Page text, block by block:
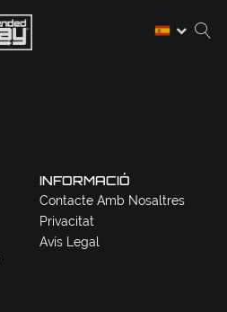
INFORMACIÓ
Contacte Amb Nosaltres
Privacitat
Avís Legal